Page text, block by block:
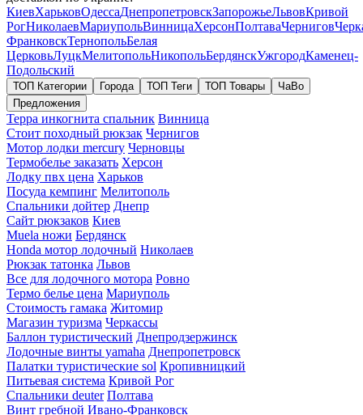
КиевХарьковОдессаДнепропетровскЗапорожьеЛьвовКривой
РогНиколаевМариупольВинницаХерсонПолтаваЧернигов
ФранковскТернопольБелая
ЦерковьЛуцкМелитопольНикопольБердянскУжгородКаменец-
Подольский
ТОП Категории Города ТОП Теги ТОП Товары
ЧаВо
Предложения
Терра инкогнита спальник Винница
Стоит походный рюкзак Чернигов
Мотор лодки mercury Черновцы
Термобелье заказать Херсон
Лодку пвх цена Харьков
Посуда кемпинг Мелитополь
Спальники дойтер Днепр
Сайт рюкзаков Киев
Muela ножи Бердянск
Honda мотор лодочный Николаев
Рюкзак татонка Львов
Все для лодочного мотора Ровно
Термо белье цена Мариуполь
Стоимость гамака Житомир
Магазин туризма Черкассы
Баллон туристический Днепродзержинск
Лодочные винты yamaha Днепропетровск
Палатки туристические sol Кропивницкий
Питьевая система Кривой Рог
Спальники deuter Полтава
Винт гребной Ивано-Франковск